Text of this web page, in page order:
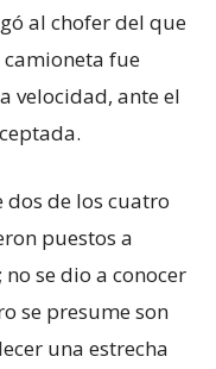
al chofer del que
fue
velocidad, ante el
de los cuatro
puestos a
se dio a conocer
se presume son
una estrecha